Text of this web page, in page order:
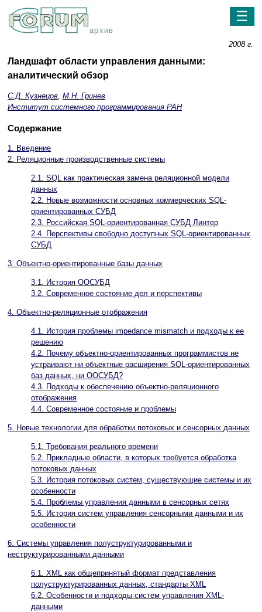
архив
☰
2008 г.
Ландшафт области управления данными:
аналитический обзор
С.Д. Кузнецов, М.Н. Гринев
Институт системного программирования РАН
Содержание
1. Введение
2. Реляционные производственные системы
2.1. SQL как практическая замена реляционной модели
данных
2.2. Новые возможности основных коммерческих SQL-
ориентированных СУБД
2.3. Российская SQL-ориентированная СУБД Линтер
2.4. Перспективы свободно доступных SQL-ориентированных
СУБД
3. Объектно-ориентированные базы данных
3.1. История ООСУБД
3.2. Современное состояние дел и перспективы
4. Объектно-реляционные отображения
4.1. История проблемы impedance mismatch и подходы к ее
решению
4.2. Почему объектно-ориентированных программистов не
устраивают ни объектные расширения SQL-ориентированных
баз данных, ни ООСУБД?
4.3. Подходы к обеспечению объектно-реляционного
отображения
4.4. Современное состояние и проблемы
5. Новые технологии для обработки потоковых и сенсорных данных
5.1. Требования реального времени
5.2. Прикладные области, в которых требуется обработка
потоковых данных
5.3. История потоковых систем, существующие системы и их
особенности
5.4. Проблемы управления данными в сенсорных сетях
5.5. История систем управления сенсорными данными и их
особенности
6. Системы управления полуструктурированными и
неструктурированными данными
6.1. XML как общепринятый формат представления
полуструктурированных данных, стандарты XML
6.2. Особенности и подходы систем управления XML-
данными